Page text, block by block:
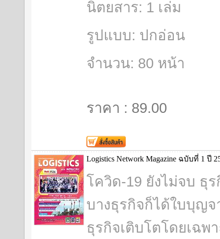
นิตยสาร: 1 เล่ม
รูปแบบ: ปกอ่อน
จำนวน: 80 หน้า
ราคา : 89.00
Logistics Network Magazine ฉบับที่ 1 ปี
โควิด-19 ยังไม่จบ ธุ
บางธุรกิจก็ได้ใบบุญจ
ธุรกิจเติบโตโดยเฉ